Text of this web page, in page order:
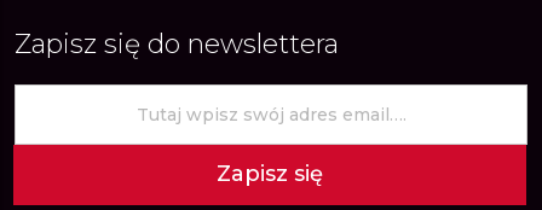
Zapisz się do newslettera
Zapisz się